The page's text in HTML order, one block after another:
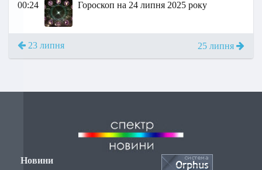
00:24 Гороскоп на 24 липня 2025 року
23 липня 25 липня
Новини